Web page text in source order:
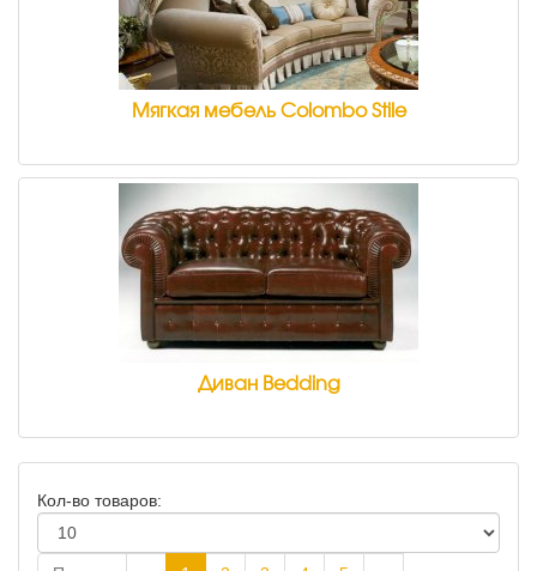
Мягкая мебель Colombo Stile
Диван Bedding
Кол-во товаров: